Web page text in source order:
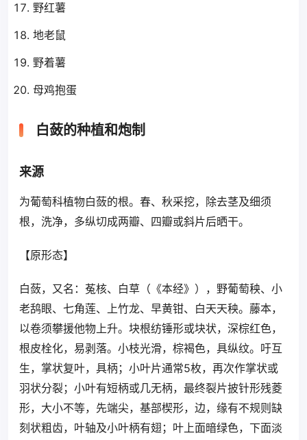
野红薯
地老鼠
野着薯
母鸡抱蛋
白蔹的种植和炮制
来源
为葡萄科植物白蔹的根。春、秋采挖，除去茎及细须
根，洗净，多纵切成两瓣、四瓣或斜片后晒干。
【原形态】
白蔹，又名：菟核、白草（《本经》），野葡萄秧、小
老鸹眼、七角莲、上竹龙、早黄钳、白天天秧。藤本，
以卷须攀援他物上升。块根纺锤形或块状，深棕红色，
根皮栓化，易剥落。小枝光滑，棕褐色，具纵纹。吁互
生，掌状复叶，具柄；小叶片通常5枚，再次作掌状或
羽状分裂；小叶有短柄或几无柄，最终裂片披针形残菱
形，大小不等，先端尖，基部楔形，边，缘有不规则缺
刻状粗齿，叶轴及小叶柄有翅；叶上面暗绿色，下面淡